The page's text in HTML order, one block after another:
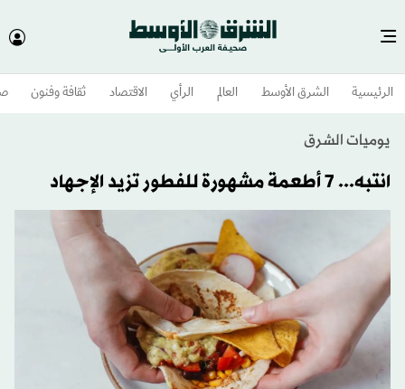
الرئيسية الشرق الأوسط​ العالم الرأي الاقتصاد ثقافة وفنون
يوميات الشرق
انتبه... 7 أطعمة مشهورة للفطور تزيد الإجهاد